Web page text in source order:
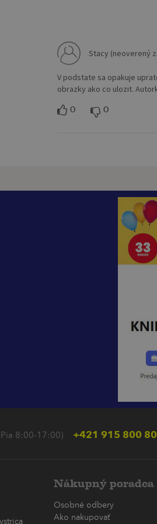
Stacy (neoverený
V podstate sa opakuje
obrazky ako co ulozit.
0 0
Pia 8:00-17:00) +421 915 800
Nákupný poradca
Osobné odbery
Ako nakupovať